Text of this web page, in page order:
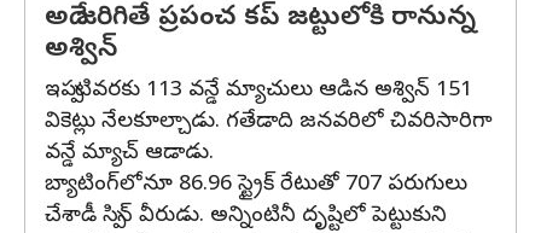
అదే జరిగితే ప్రపంచ కప్ జట్టులోకి రానున్న
అశ్విన్
ఇప్పటివరకు 113 వన్డే మ్యాచులు ఆడిన అశ్విన్ 151
వికెట్లు నేలకూల్చాడు. గతేడాది జనవరిలో చివరిసారిగా
వన్డే మ్యాచ్ ఆడాడు.
బ్యాటింగ్‌లోనూ 86.96 స్ట్రైక్ రేటుతో 707 పరుగులు
చేశాడీ స్పిన్ వీరుడు. అన్నింటినీ దృష్టిలో పెట్టుకుని